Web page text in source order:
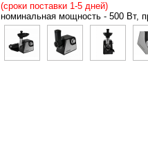
(сроки поставки 1-5 дней)
номинальная мощность - 500 Вт,